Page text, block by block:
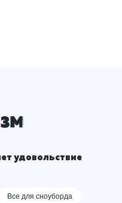
удовольствие
Все для сноуборда